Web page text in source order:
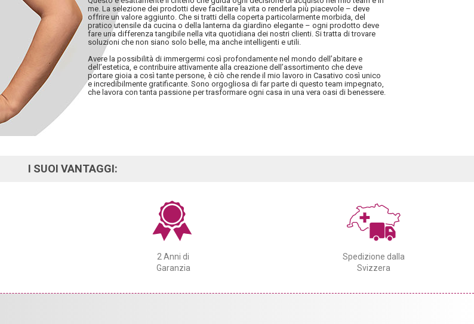
me. La selezione dei prodotti deve facilitare la vita o renderla più piacevole – deve
offrire un valore aggiunto. Che si tratti della coperta particolarmente morbida, del
pratico utensile da cucina o della lanterna da giardino elegante – ogni prodotto deve
fare una differenza tangibile nella vita quotidiana dei nostri clienti. Si tratta di trovare
soluzioni che non siano solo belle, ma anche intelligenti e utili.
Avere la possibilità di immergermi così profondamente nel mondo dell’abitare e
dell’estetica, e contribuire attivamente alla creazione dell’assortimento che deve
portare gioia a così tante persone, è ciò che rende il mio lavoro in Casativo così unico
e incredibilmente gratificante. Sono orgogliosa di far parte di questo team impegnato,
che lavora con tanta passione per trasformare ogni casa in una vera oasi di benessere.
I SUOI VANTAGGI:
2 Anni di
Garanzia
Spedizione dalla
Svizzera